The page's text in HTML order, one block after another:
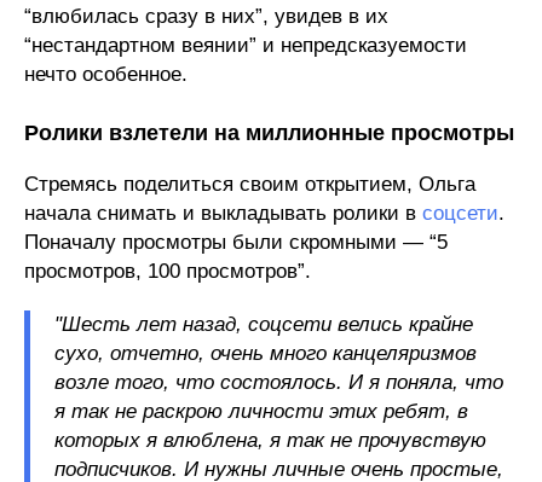
“влюбилась сразу в них”, увидев в их
“нестандартном веянии” и непредсказуемости
нечто особенное.
Ролики взлетели на миллионные просмотры
Стремясь поделиться своим открытием, Ольга
начала снимать и выкладывать ролики в соцсети.
Поначалу просмотры были скромными — “5
просмотров, 100 просмотров”.
"Шесть лет назад, соцсети велись крайне
сухо, отчетно, очень много канцеляризмов
возле того, что состоялось. И я поняла, что
я так не раскрою личности этих ребят, в
которых я влюблена, я так не прочувствую
подписчиков. И нужны личные очень простые,